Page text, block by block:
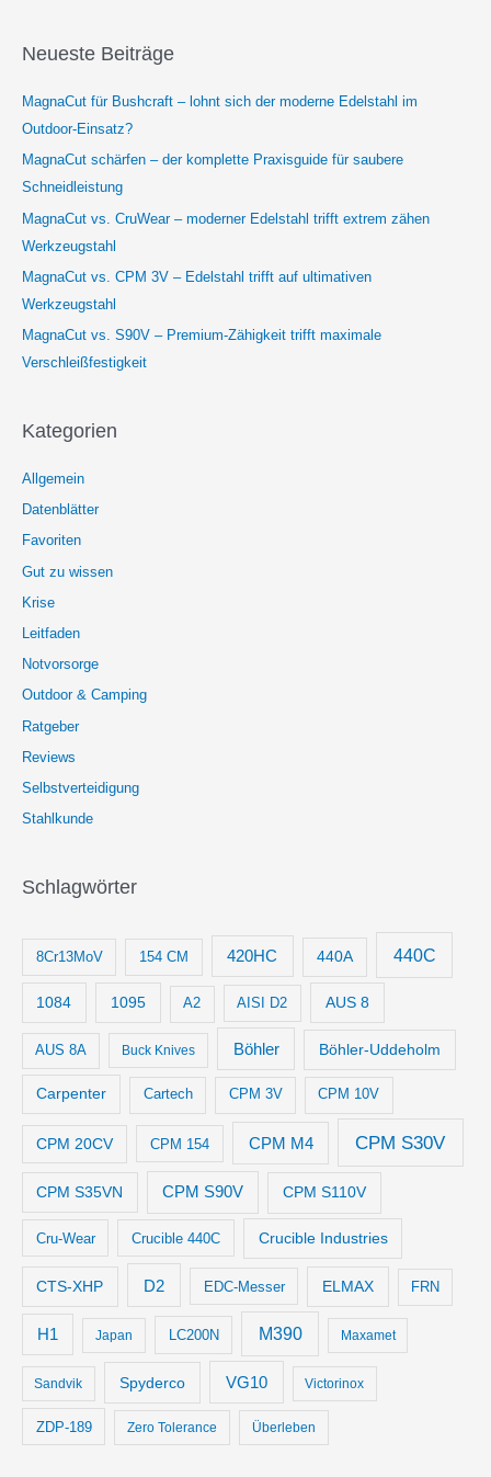
Neueste Beiträge
MagnaCut für Bushcraft – lohnt sich der moderne Edelstahl im
Outdoor-Einsatz?
MagnaCut schärfen – der komplette Praxisguide für saubere
Schneidleistung
MagnaCut vs. CruWear – moderner Edelstahl trifft extrem zähen
Werkzeugstahl
MagnaCut vs. CPM 3V – Edelstahl trifft auf ultimativen
Werkzeugstahl
MagnaCut vs. S90V – Premium-Zähigkeit trifft maximale
Verschleißfestigkeit
Kategorien
Allgemein
Datenblätter
Favoriten
Gut zu wissen
Krise
Leitfaden
Notvorsorge
Outdoor & Camping
Ratgeber
Reviews
Selbstverteidigung
Stahlkunde
Schlagwörter
8Cr13MoV 154 CM 420HC 440A 440C
1084 1095 A2 AISI D2 AUS 8
AUS 8A Buck Knives Böhler Böhler-Uddeholm
Carpenter Cartech CPM 3V CPM 10V
CPM 20CV CPM 154 CPM M4 CPM S30V
CPM S35VN CPM S90V CPM S110V
Cru-Wear Crucible 440C Crucible Industries
CTS-XHP D2 EDC-Messer ELMAX FRN
H1 Japan LC200N M390 Maxamet
Sandvik Spyderco VG10 Victorinox
ZDP-189 Zero Tolerance Überleben